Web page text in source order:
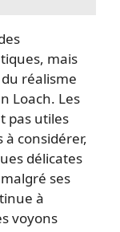
mais
réalisme
Loach. Les
pas utiles
à considérer,
délicates
ses
à
voyons